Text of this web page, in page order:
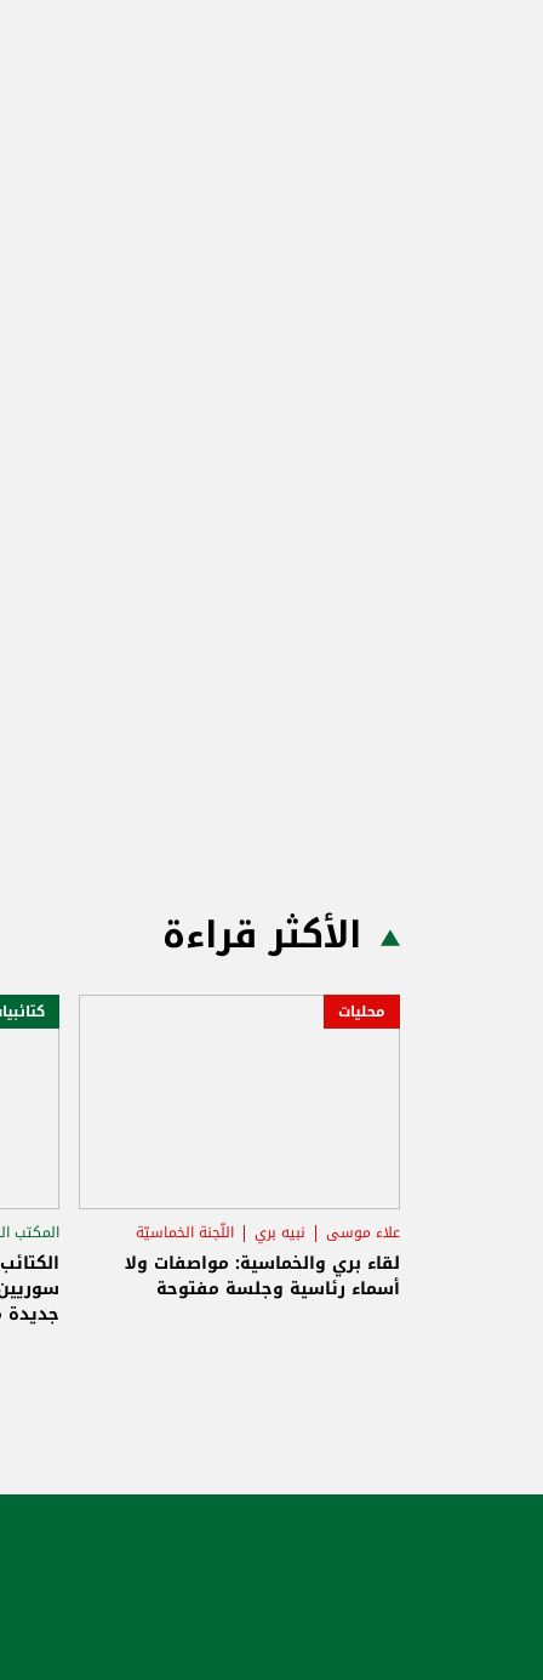
الأكثر قراءة
محليات
علاء موسى نبيه بري اللّجنة الخماسيّة
لقاء بري والخماسية: مواصفات ولا
أسماء رئاسية وجلسة مفتوحة
المكتب
جديدة